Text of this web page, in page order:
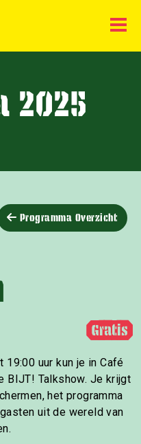
2025
Programma Overzicht
Gratis
uur kun je in Café
BIJT! Talkshow. Je krijgt
het programma
uit de wereld van